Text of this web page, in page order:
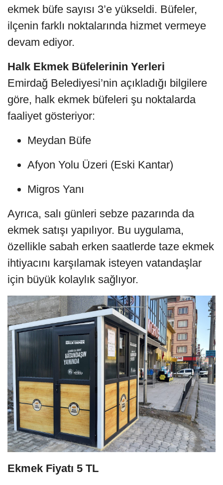
ekmek büfe sayısı 3’e yükseldi. Büfeler,
ilçenin farklı noktalarında hizmet vermeye
devam ediyor.
Halk Ekmek Büfelerinin Yerleri
Emirdağ Belediyesi’nin açıkladığı bilgilere
göre, halk ekmek büfeleri şu noktalarda
faaliyet gösteriyor:
Meydan Büfe
Afyon Yolu Üzeri (Eski Kantar)
Migros Yanı
Ayrıca, salı günleri sebze pazarında da
ekmek satışı yapılıyor. Bu uygulama,
özellikle sabah erken saatlerde taze ekmek
ihtiyacını karşılamak isteyen vatandaşlar
için büyük kolaylık sağlıyor.
Ekmek Fiyatı 5 TL